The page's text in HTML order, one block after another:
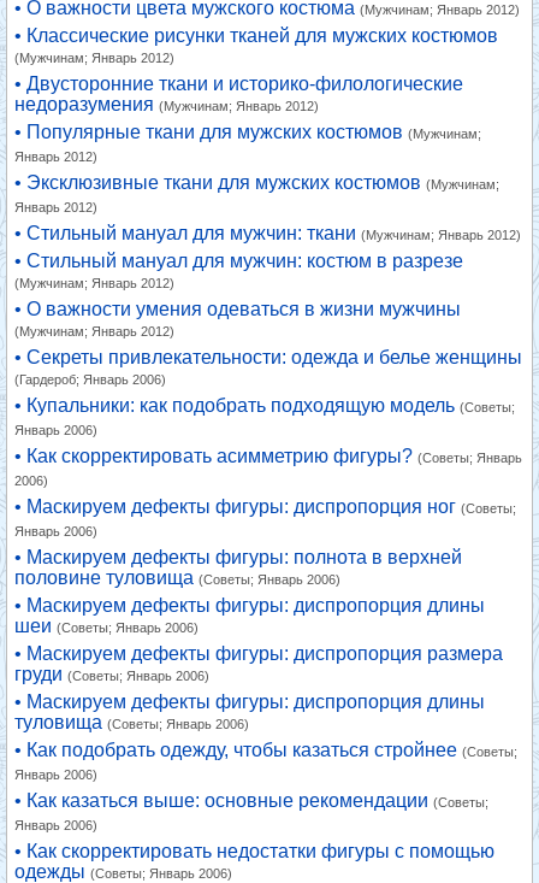
• О важности цвета мужского костюма (Мужчинам; Январь 2012)
• Классические рисунки тканей для мужских костюмов
(Мужчинам; Январь 2012)
• Двусторонние ткани и историко-филологические
недоразумения (Мужчинам; Январь 2012)
• Популярные ткани для мужских костюмов (Мужчинам;
Январь 2012)
• Эксклюзивные ткани для мужских костюмов (Мужчинам;
Январь 2012)
• Стильный мануал для мужчин: ткани (Мужчинам; Январь 2012)
• Стильный мануал для мужчин: костюм в разрезе
(Мужчинам; Январь 2012)
• О важности умения одеваться в жизни мужчины
(Мужчинам; Январь 2012)
• Секреты привлекательности: одежда и белье женщины
(Гардероб; Январь 2006)
• Купальники: как подобрать подходящую модель (Советы;
Январь 2006)
• Как скорректировать асимметрию фигуры? (Советы; Январь
2006)
• Маскируем дефекты фигуры: диспропорция ног (Советы;
Январь 2006)
• Маскируем дефекты фигуры: полнота в верхней
половине туловища (Советы; Январь 2006)
• Маскируем дефекты фигуры: диспропорция длины
шеи (Советы; Январь 2006)
• Маскируем дефекты фигуры: диспропорция размера
груди (Советы; Январь 2006)
• Маскируем дефекты фигуры: диспропорция длины
туловища (Советы; Январь 2006)
• Как подобрать одежду, чтобы казаться стройнее (Советы;
Январь 2006)
• Как казаться выше: основные рекомендации (Советы;
Январь 2006)
• Как скорректировать недостатки фигуры с помощью
одежды (Советы; Январь 2006)